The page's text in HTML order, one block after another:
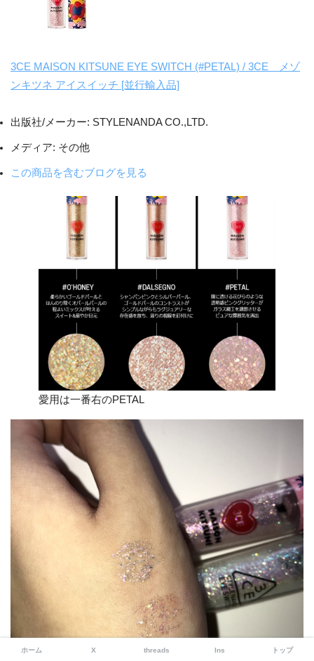
3CE MAISON KITSUNE EYE SWITCH (#PETAL) / 3CE メゾ
ンキツネ アイスイッチ [並行輸入品]
出版社/メーカー: STYLENANDA CO.,LTD.
メディア: その他
この商品を含むブログを見る
愛用は一番右のPETAL
ホーム X threads Ins トップ